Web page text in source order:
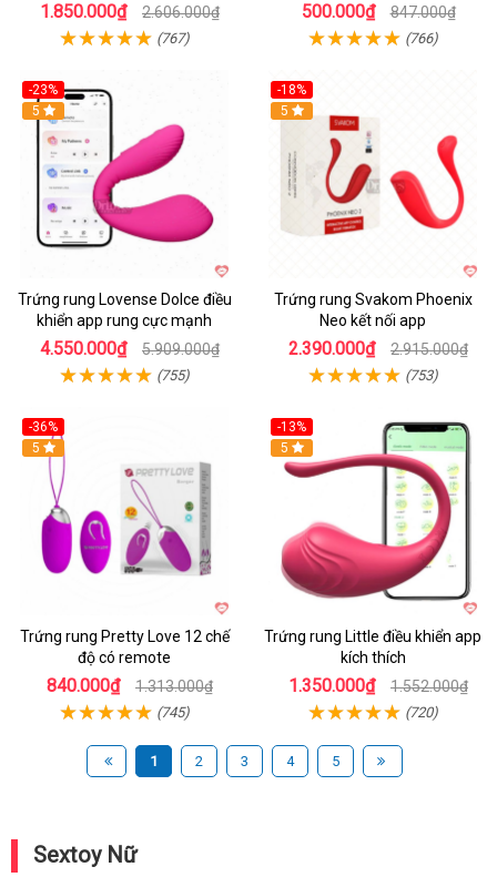
1.850.000₫ 2.606.000₫
(767)
500.000₫ 847.000₫
(766)
-23%
Hot
5
Trứng rung Lovense Dolce điều
khiển app rung cực mạnh
4.550.000₫ 5.909.000₫
(755)
-18%
Hot
5
Trứng rung Svakom Phoenix
Neo kết nối app
2.390.000₫ 2.915.000₫
(753)
-36%
5
Trứng rung Pretty Love 12 chế
độ có remote
840.000₫ 1.313.000₫
(745)
-13%
Hot
5
Trứng rung Little điều khiển app
kích thích
1.350.000₫ 1.552.000₫
(720)
1 2 3 4 5
Sextoy Nữ